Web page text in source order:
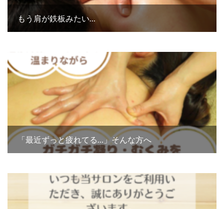
もう肩が鉄板みたい…
「最近ずっと疲れてる…」そんな方へ